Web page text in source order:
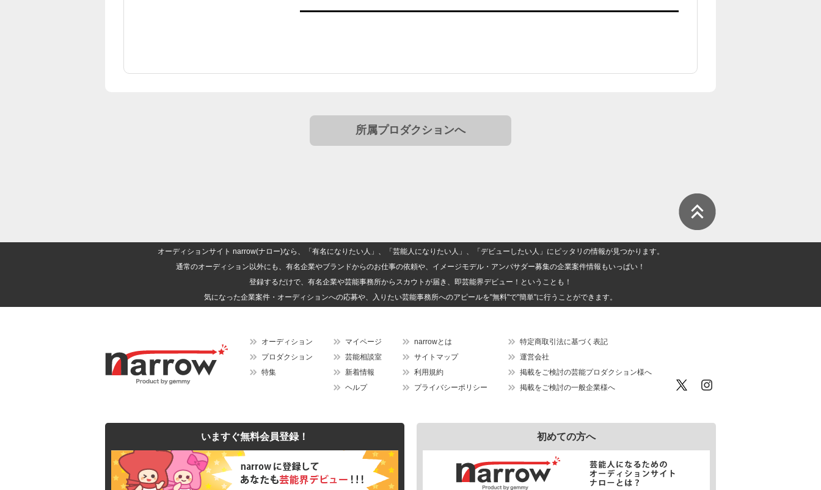
所属プロダクションへ
オーディションサイト narrow(ナロー)なら、「有名になりたい人」、「芸能人になりたい人」、「デビューしたい人」にピッタリの情報が見つかります。
通常のオーディション以外にも、有名企業やブランドからのお仕事の依頼や、イメージモデル・アンバサダー募集の企業案件情報もいっぱい！
登録するだけで、有名企業や芸能事務所からスカウトが届き、即芸能界デビュー！ということも！
気になった企業案件・オーディションへの応募や、入りたい芸能事務所へのアピールを"無料"で"簡単"に行うことができます。
オーディション
プロダクション
特集
マイページ
芸能相談室
新着情報
ヘルプ
narrowとは
サイトマップ
利用規約
プライバシーポリシー
特定商取引法に基づく表記
運営会社
掲載をご検討の芸能プロダクション様へ
掲載をご検討の一般企業様へ
いますぐ無料会員登録！ 初めての方へ